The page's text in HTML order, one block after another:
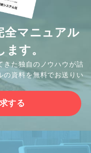
全マニュアル
す。
きた独自のノウハウが詰
の資料を無料でお送りい
する